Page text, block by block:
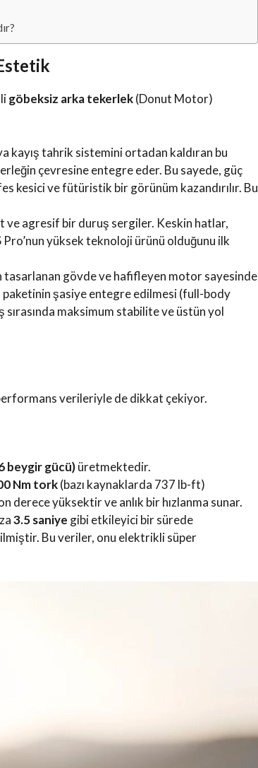
göbeksiz arka tekerlek(Donut Motor)
kayış tahrik sistemini ortadan kaldıran bu
çevresine entegre eder. Bu sayede, güç
kesici ve fütüristik bir görünüm kazandırılır. Bu
agresif bir duruş sergiler. Keskin hatlar,
yüksek teknoloji ürünü olduğunu ilk
gövde ve hafifleyen motor sayesinde
şasiye entegre edilmesi (full-body
maksimum stabilite ve üstün yol
verileriyle de dikkat çekiyor.
beygir gücü)üretmektedir.
Nm tork(bazı kaynaklarda 737 lb-ft)
yüksektir ve anlık bir hızlanma sunar.
3.5 saniye gibi etkileyici bir sürede
Bu veriler, onu elektrikli süper